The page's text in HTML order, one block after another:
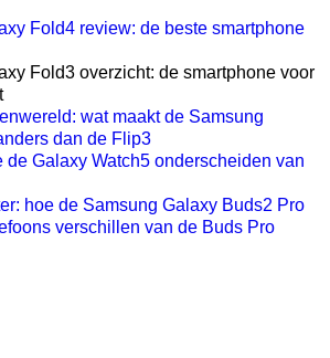
Fold4 review: de beste smartphone
Fold3 overzicht: de smartphone voor
wat maakt de Samsung
dan de Flip3
de Galaxy Watch5 onderscheiden van
hoe de Samsung Galaxy Buds2 Pro
verschillen van de Buds Pro